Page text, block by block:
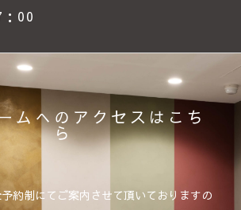
00
ムへのアクセスはこち
ら
約制にてご案内させて頂いておりますの